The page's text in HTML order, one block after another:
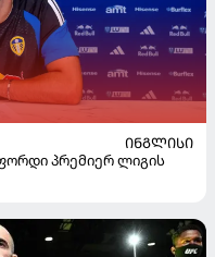
ᲘᲜᲒᲚᲘᲡᲘ
პრემიერ ლიგის